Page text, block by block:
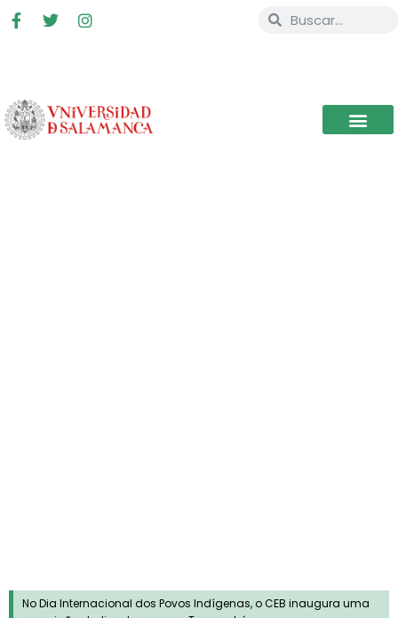
No Dia Internacional dos Povos Indígenas, o CEB inaugura uma